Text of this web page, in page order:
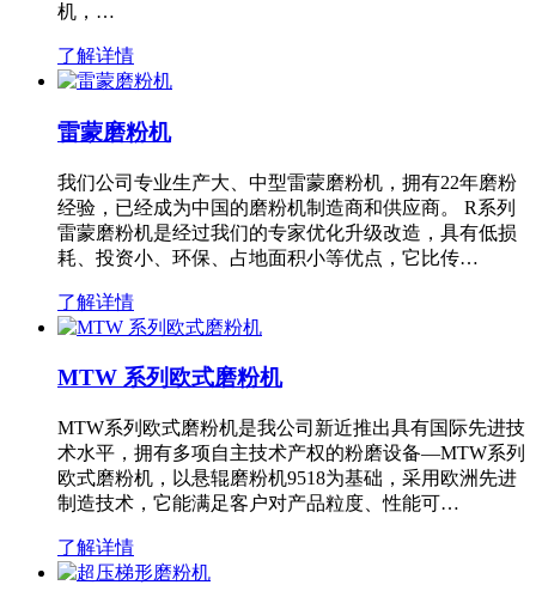
机，…
了解详情
雷蒙磨粉机
我们公司专业生产大、中型雷蒙磨粉机，拥有22年磨粉
经验，已经成为中国的磨粉机制造商和供应商。 R系列
雷蒙磨粉机是经过我们的专家优化升级改造，具有低损
耗、投资小、环保、占地面积小等优点，它比传…
了解详情
MTW 系列欧式磨粉机
MTW系列欧式磨粉机是我公司新近推出具有国际先进技
术水平，拥有多项自主技术产权的粉磨设备—MTW系列
欧式磨粉机，以悬辊磨粉机9518为基础，采用欧洲先进
制造技术，它能满足客户对产品粒度、性能可…
了解详情